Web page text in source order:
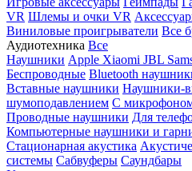
VR Шлемы и очки VR
Виниловые проигрыватели Все
Аудиотехника Все
Наушники Apple Xiaomi JBL
Беспроводные Bluetooth
Вставные наушники Наушники-
шумоподавлением С
Проводные наушники Для
Компьютерные наушники и
Стационарная акустика
системы Сабвуферы Саундбары